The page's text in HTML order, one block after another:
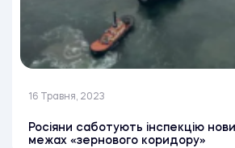
16 Травня, 2023
Росіяни саботують інспекцію
межах «зернового коридору»